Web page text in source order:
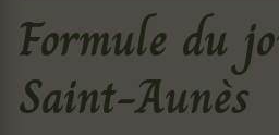
formule du jour à
Saint-Aunès